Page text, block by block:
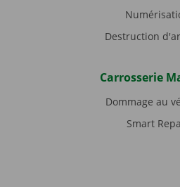
Destruction
Carrosserie
Dommage au
Smart